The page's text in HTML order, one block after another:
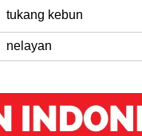
tukang kebun
nelayan